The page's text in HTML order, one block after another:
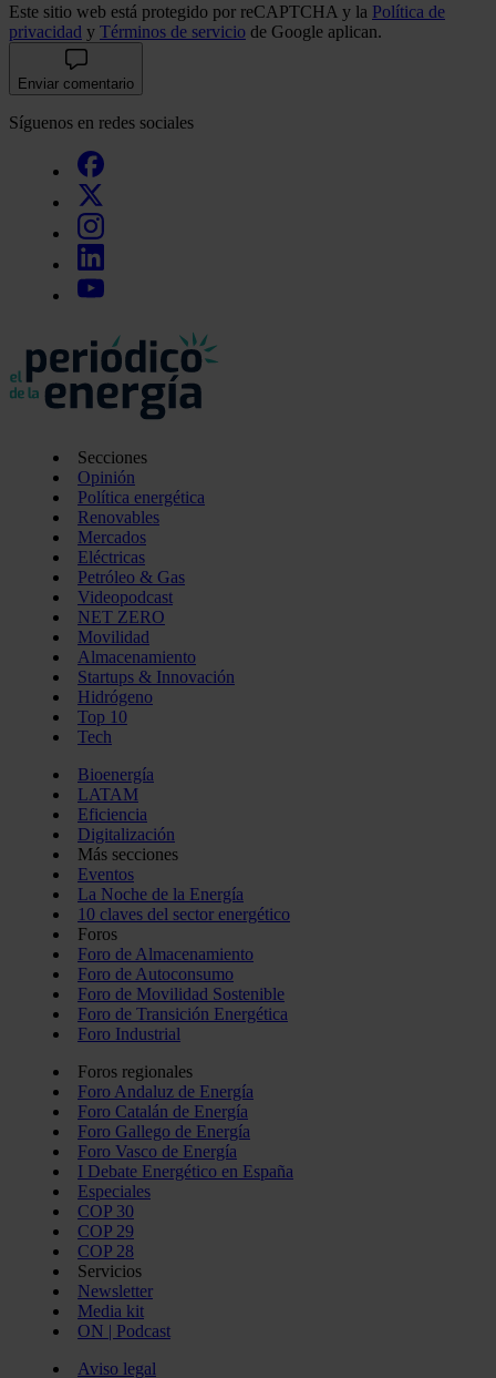
Este sitio web está protegido por reCAPTCHA y la Política de
privacidad y Términos de servicio de Google aplican.
Enviar comentario
Síguenos en redes sociales
Secciones
Opinión
Política energética
Renovables
Mercados
Eléctricas
Petróleo & Gas
Videopodcast
NET ZERO
Movilidad
Almacenamiento
Startups & Innovación
Hidrógeno
Top 10
Tech
Bioenergía
LATAM
Eficiencia
Digitalización
Más secciones
Eventos
La Noche de la Energía
10 claves del sector energético
Foros
Foro de Almacenamiento
Foro de Autoconsumo
Foro de Movilidad Sostenible
Foro de Transición Energética
Foro Industrial
Foros regionales
Foro Andaluz de Energía
Foro Catalán de Energía
Foro Gallego de Energía
Foro Vasco de Energía
I Debate Energético en España
Especiales
COP 30
COP 29
COP 28
Servicios
Newsletter
Media kit
ON | Podcast
Aviso legal